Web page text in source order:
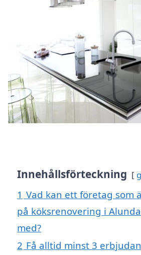
Innehållsförteckning
1 Vad kan ett företag som
på köksrenovering i
med?
2 Få alltid minst 3